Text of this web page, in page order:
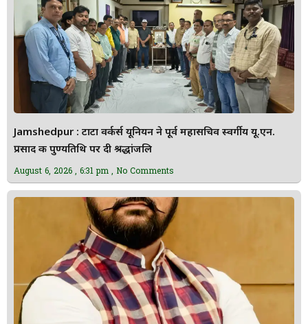
Jamshedpur : टाटा वर्कर्स यूनियन ने पूर्व महासचिव स्वर्गीय यू.एन.
प्रसाद की पुण्यतिथि पर दी श्रद्धांजलि
August 6, 2026 6:31 pm No Comments